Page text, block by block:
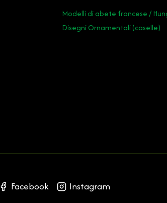
Modelli di abete francese /
Disegni Ornamentali (caselle)
Facebook Instagram